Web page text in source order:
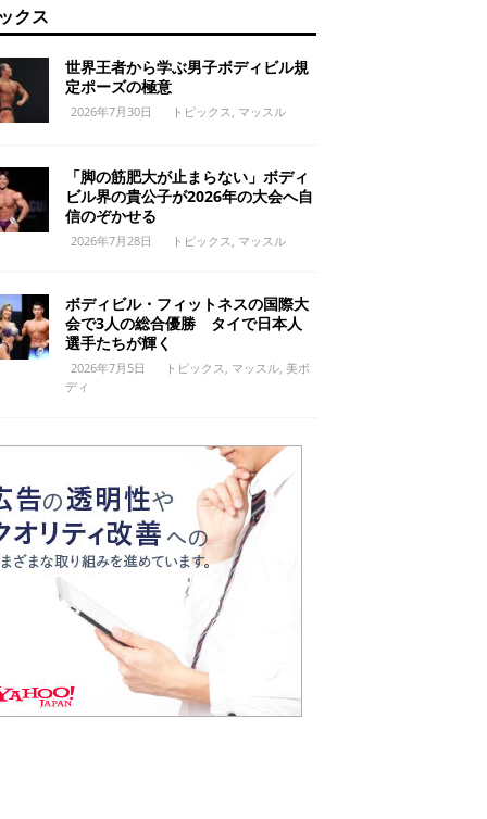
クス
世界王者から学ぶ男子ボディビル規
定ポーズの極意
2026年7月30日 トピックス マッスル
「脚の筋肥大が止まらない」ボディ
ビル界の貴公子が2026年の大会へ自
信のぞかせる
2026年7月28日 トピックス マッスル
ボディビル・フィットネスの国際大
会で3人の総合優勝 タイで日本人
選手たちが輝く
2026年7月5日 トピックス マッスル, 美ボ
ディ